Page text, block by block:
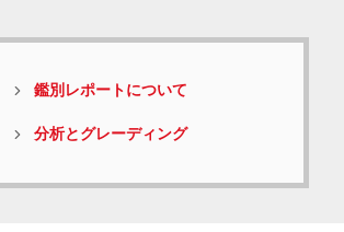
鑑別レポートについて
分析とグレーディング